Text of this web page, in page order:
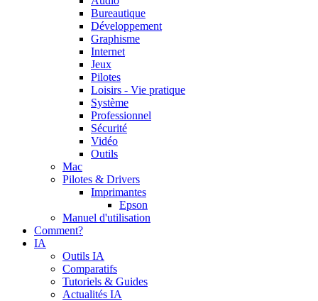
Bureautique
Développement
Graphisme
Internet
Jeux
Pilotes
Loisirs - Vie pratique
Système
Professionnel
Sécurité
Vidéo
Outils
Mac
Pilotes & Drivers
Imprimantes
Epson
Manuel d'utilisation
Comment?
IA
Outils IA
Comparatifs
Tutoriels & Guides
Actualités IA